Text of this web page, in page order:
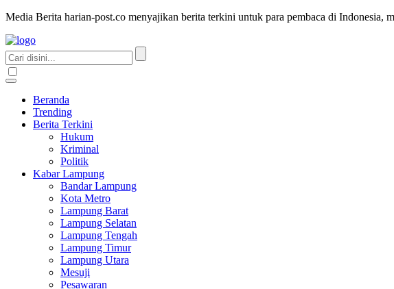
Media Berita harian-post.co menyajikan berita terkini untuk para pembaca di Indonesia,
Beranda
Trending
Berita Terkini
Hukum
Kriminal
Politik
Kabar Lampung
Bandar Lampung
Kota Metro
Lampung Barat
Lampung Selatan
Lampung Tengah
Lampung Timur
Lampung Utara
Mesuji
Pesawaran